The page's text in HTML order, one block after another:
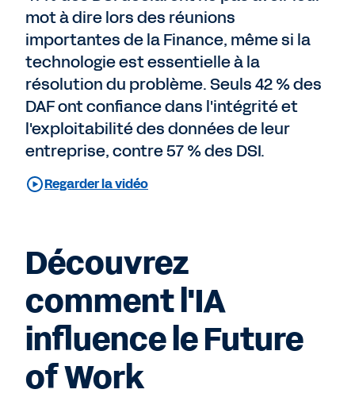
mot à dire lors des réunions
importantes de la Finance, même si la
technologie est essentielle à la
résolution du problème. Seuls 42 % des
DAF ont confiance dans l'intégrité et
l'exploitabilité des données de leur
entreprise, contre 57 % des DSI.
Regarder la vidéo
Découvrez
comment l'IA
influence le Future
of Work